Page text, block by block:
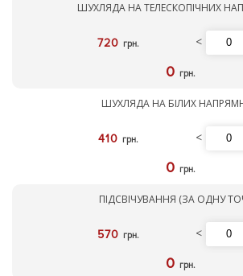
ШУХЛЯДА НА ТЕЛЕСКОПІЧНИХ
720 грн. <
0 грн.
ШУХЛЯДА НА БІЛИХ
410 грн. <
0 грн.
ПІДСВІЧУВАННЯ (ЗА ОДНУ
570 грн. <
0 грн.